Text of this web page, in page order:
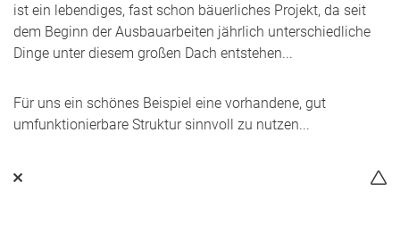
ist ein lebendiges, fast schon bäuerliches Projekt, da seit
dem Beginn der Ausbauarbeiten jährlich unterschiedliche
Dinge unter diesem großen Dach entstehen...
Für uns ein schönes Beispiel eine vorhandene, gut
umfunktionierbare Struktur sinnvoll zu nutzen...